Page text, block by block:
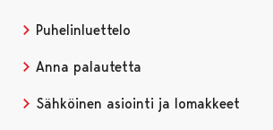
Puhelinluettelo
Anna palautetta
Sähköinen asiointi ja lomakkeet